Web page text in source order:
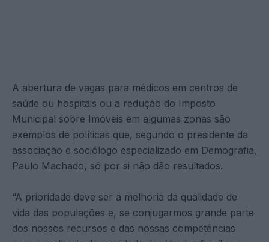
A abertura de vagas para médicos em centros de
saúde ou hospitais ou a redução do Imposto
Municipal sobre Imóveis em algumas zonas são
exemplos de políticas que, segundo o presidente da
associação e sociólogo especializado em Demografia,
Paulo Machado, só por si não dão resultados.
“A prioridade deve ser a melhoria da qualidade de
vida das populações e, se conjugarmos grande parte
dos nossos recursos e das nossas competências